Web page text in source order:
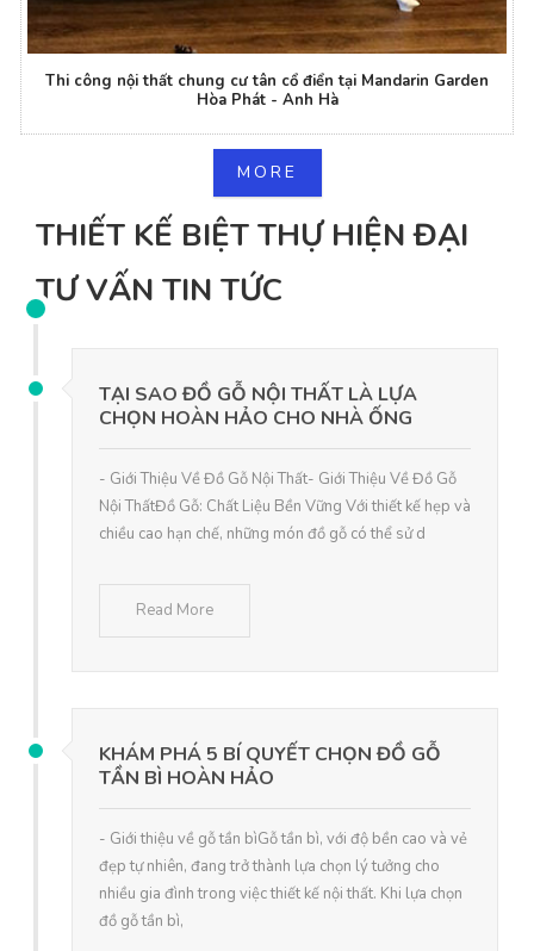
Thi công nội thất chung cư tân cổ điển tại Mandarin Garden
Hòa Phát - Anh Hà
MORE
THIẾT KẾ BIỆT THỰ HIỆN ĐẠI
TƯ VẤN TIN TỨC
TẠI SAO ĐỒ GỖ NỘI THẤT LÀ LỰA
CHỌN HOÀN HẢO CHO NHÀ ỐNG
- Giới Thiệu Về Đồ Gỗ Nội Thất- Giới Thiệu Về Đồ Gỗ
Nội ThấtĐồ Gỗ: Chất Liệu Bền Vững Với thiết kế hẹp và
chiều cao hạn chế, những món đồ gỗ có thể sử d
Read More
KHÁM PHÁ 5 BÍ QUYẾT CHỌN ĐỒ GỖ
TẦN BÌ HOÀN HẢO
- Giới thiệu về gỗ tần bìGỗ tần bì, với độ bền cao và vẻ
đẹp tự nhiên, đang trở thành lựa chọn lý tưởng cho
nhiều gia đình trong việc thiết kế nội thất. Khi lựa chọn
đồ gỗ tần bì,